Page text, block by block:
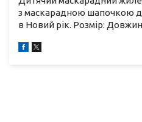
з маскарадною шапочкою
в Новий рік. Розмір: